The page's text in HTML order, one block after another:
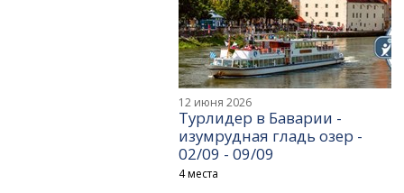
12 июня 2026
Турлидер в Баварии -
изумрудная гладь озер -
02/09 - 09/09
4 места